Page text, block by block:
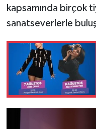
kapsamında birçok
sanatseverlerle
TİCARET